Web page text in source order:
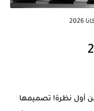
من أول نظرة! تصميمها